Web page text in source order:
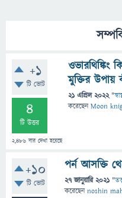
+1
টি ভোট
4
টি উত্তর
2,486 বার দেখা হয়েছে
ওভারথিঙ্কিং
মুক্তির উপায়
21 এপ্রিল 2022 "
করেছেনMoon
+10
টি ভোট
পর্ন আসক্তি
27 জানুয়ারি 2021 "
করেছেনnoshin